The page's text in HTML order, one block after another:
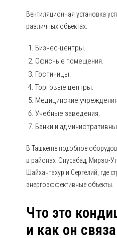
Вентиляционная установка
различных объектах:
Бизнес-центры.
Офисные помещения.
Гостиницы.
Торговые центры.
Медицинские
Учебные заведения.
Банки и
В Ташкенте подобное
в районах Юнусабад, Мирзо-
Шайхантахур и Сергелий, где
энергоэффективные объекты.
Что это
и как он